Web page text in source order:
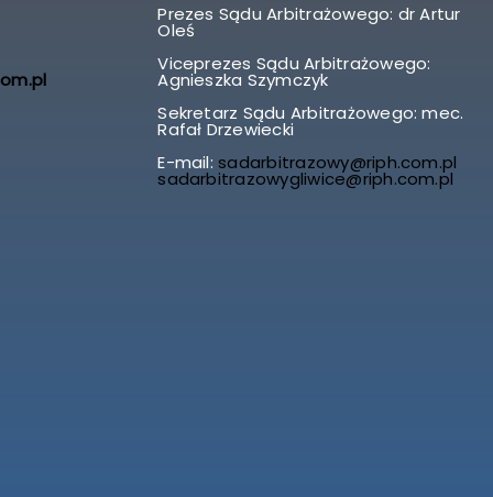
Prezes Sądu Arbitrażowego: dr Artur
Oleś
Viceprezes Sądu Arbitrażowego:
Agnieszka Szymczyk
Sekretarz Sądu Arbitrażowego: mec.
Rafał Drzewiecki
E-mail:sadarbitrazowy@riph.com.pl
sadarbitrazowygliwice@riph.com.pl